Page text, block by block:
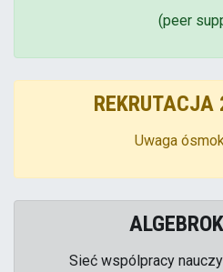
(peer
Uwaga
Sieć wspólpracy